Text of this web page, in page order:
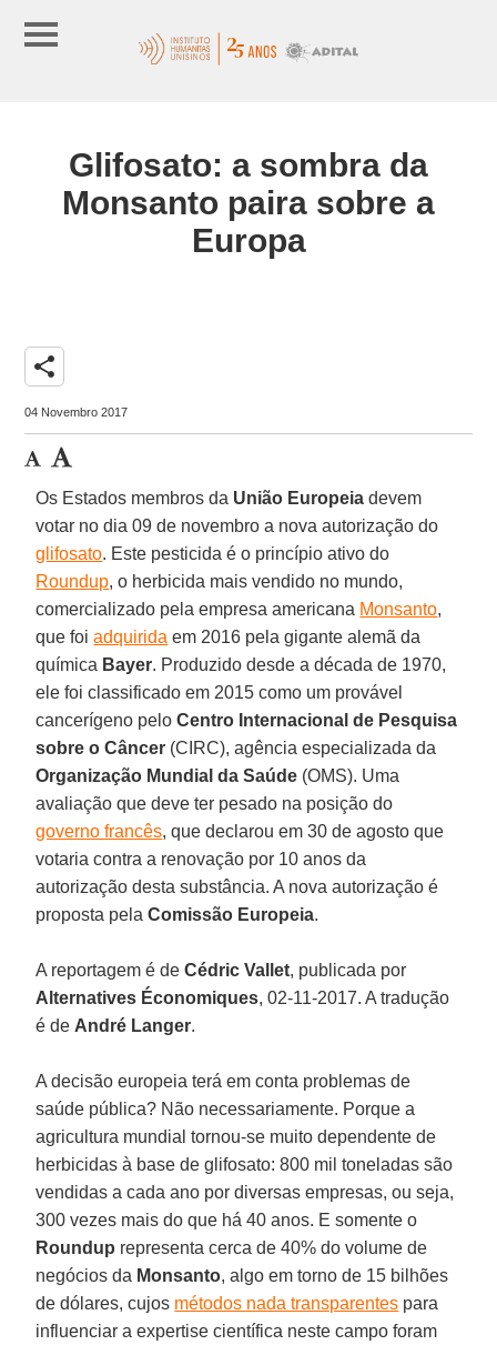
Glifosato: a sombra da
Monsanto paira sobre a
Europa
share
04 Novembro 2017
Os Estados membros da União Europeia devem
votar no dia 09 de novembro a nova autorização do
glifosato. Este pesticida é o princípio ativo do
Roundup, o herbicida mais vendido no mundo,
comercializado pela empresa americana Monsanto,
que foiadquirida em 2016 pela gigante alemã da
química Bayer. Produzido desde a década de 1970,
ele foi classificado em 2015 como um provável
cancerígeno peloCentro Internacional de Pesquisa
sobre o Câncer (CIRC), agência especializada da
Organização Mundial da Saúde (OMS). Uma
avaliação que deve ter pesado na posição do
governo francês, que declarou em 30 de agosto que
votaria contra a renovação por 10 anos da
autorização desta substância. A nova autorização é
proposta pelaComissão Europeia.
A reportagem é deCédric Vallet, publicada por
Alternatives Économiques, 02-11-2017. A tradução
é de André Langer.
A decisão europeia terá em conta problemas de
saúde pública? Não necessariamente. Porque a
agricultura mundial tornou-se muito dependente de
herbicidas à base de glifosato: 800 mil toneladas são
vendidas a cada ano por diversas empresas, ou seja,
300 vezes mais do que há 40 anos. E somente o
Roundup representa cerca de 40% do volume de
negócios da Monsanto, algo em torno de 15 bilhões
de dólares, cujos métodos nada transparentes para
influenciar a expertise científica neste campo foram